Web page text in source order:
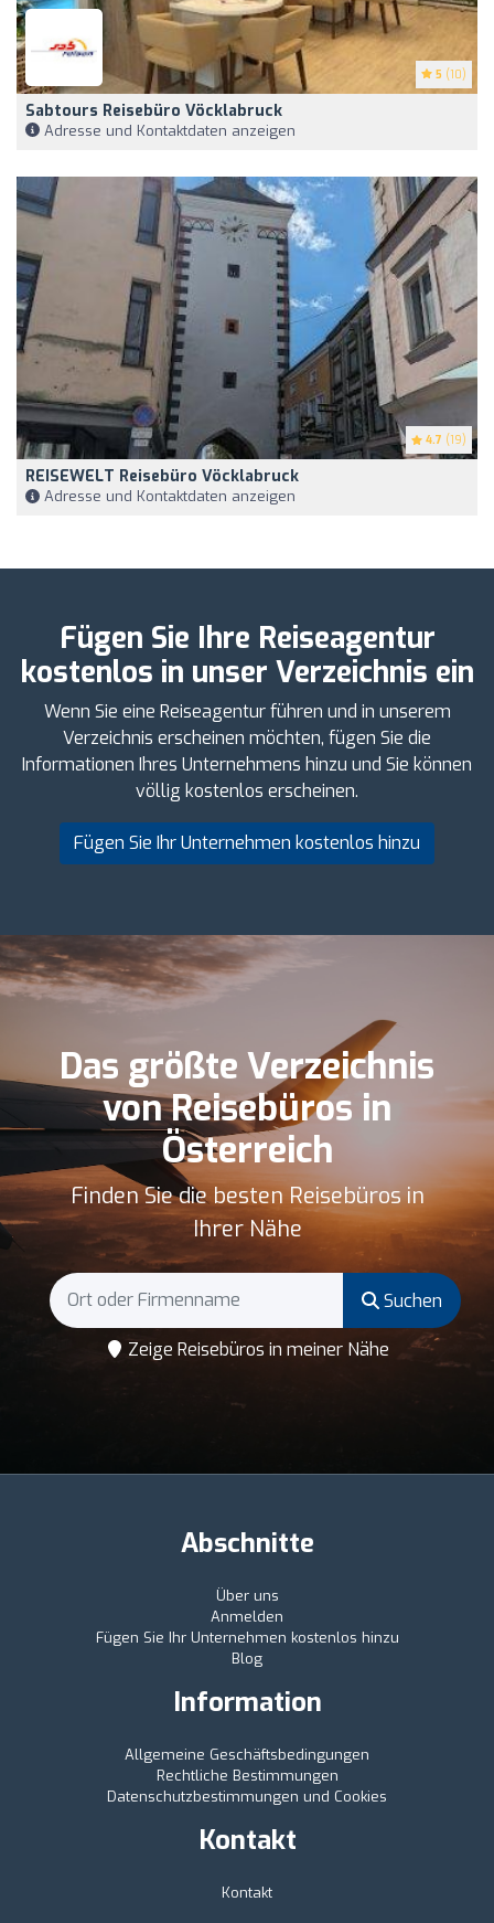
5 (10)
Sabtours Reisebüro Vöcklabruck
Adresse und Kontaktdaten anzeigen
4.7 (19)
REISEWELT Reisebüro Vöcklabruck
Adresse und Kontaktdaten anzeigen
Fügen Sie Ihre Reiseagentur
kostenlos in unser Verzeichnis ein
Wenn Sie eine Reiseagentur führen und in unserem
Verzeichnis erscheinen möchten, fügen Sie die
Informationen Ihres Unternehmens hinzu und Sie können
völlig kostenlos erscheinen.
Fügen Sie Ihr Unternehmen kostenlos hinzu
Das größte Verzeichnis
von Reisebüros in
Österreich
Finden Sie die besten Reisebüros in
Ihrer Nähe
Suchen
Zeige Reisebüros in meiner Nähe
Abschnitte
Über uns
Anmelden
Fügen Sie Ihr Unternehmen kostenlos hinzu
Blog
Information
Allgemeine Geschäftsbedingungen
Rechtliche Bestimmungen
Datenschutzbestimmungen und Cookies
Kontakt
Kontakt